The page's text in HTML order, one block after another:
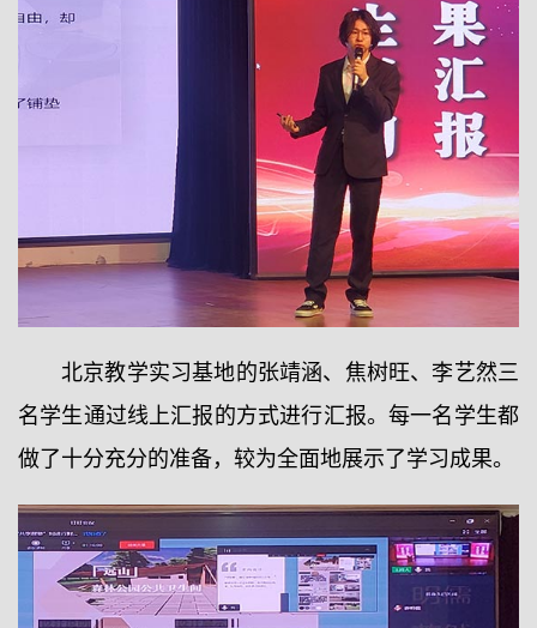
北京教学实习基地的张靖涵、焦树旺、李艺然三
名学生通过线上汇报的方式进行汇报。每一名学生都
做了十分充分的准备，较为全面地展示了学习成果。